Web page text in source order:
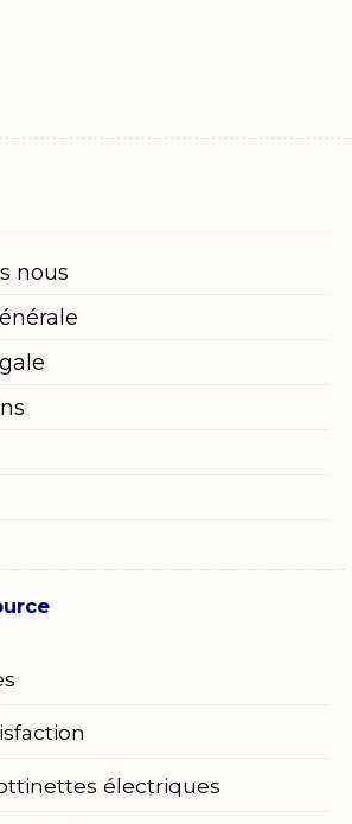
nous
électriques